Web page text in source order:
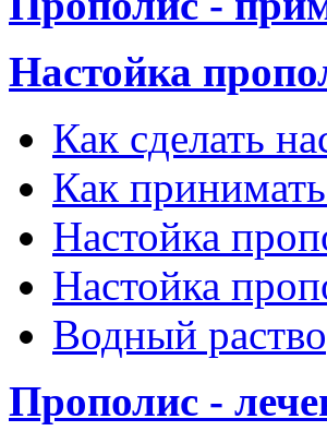
Настойка
Как сделать
Как
Настойка
Настойка
Водный
Прополис -